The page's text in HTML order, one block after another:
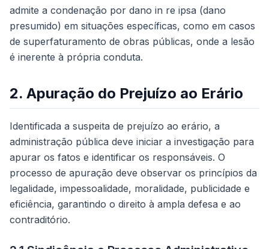
admite a condenação por dano in re ipsa (dano
presumido) em situações específicas, como em casos
de superfaturamento de obras públicas, onde a lesão
é inerente à própria conduta.
2. Apuração do Prejuízo ao Erário
Identificada a suspeita de prejuízo ao erário, a
administração pública deve iniciar a investigação para
apurar os fatos e identificar os responsáveis. O
processo de apuração deve observar os princípios da
legalidade, impessoalidade, moralidade, publicidade e
eficiência, garantindo o direito à ampla defesa e ao
contraditório.